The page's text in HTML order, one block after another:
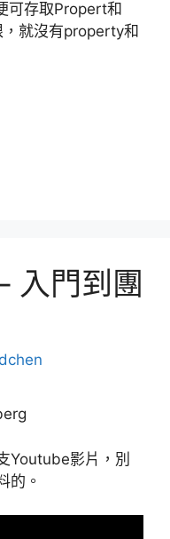
可存取Propert和
就沒有property和
入門到團
Youtube影片，別
的。